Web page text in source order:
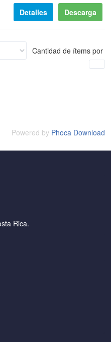
Descarga
Detalles
Cantidad de ítems por
Powered by Phoca Download
Rica.